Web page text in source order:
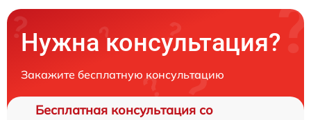
Нужна консультация?
Закажите бесплатную консультацию
Бесплатная консультация со